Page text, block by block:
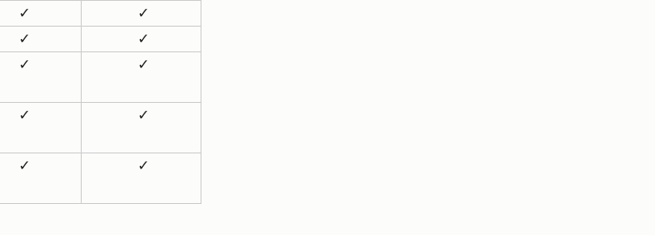
✓
✓
✓
✓
✓ ✓
✓ ✓
✓ ✓